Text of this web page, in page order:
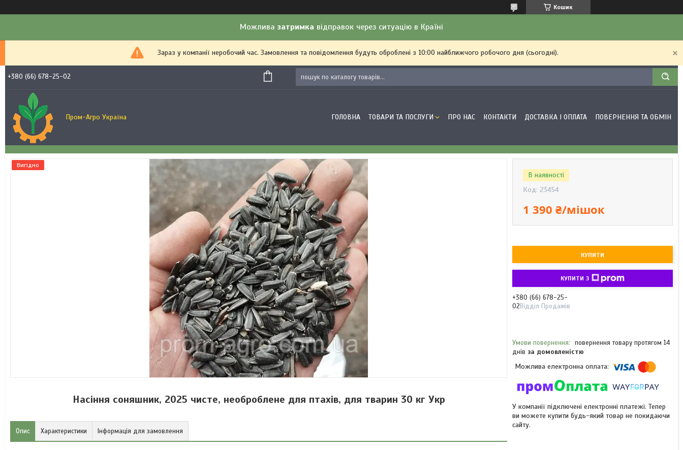
Кошик
Можлива затримка відправок через ситуацію в Країні
Зараз у компанії неробочий час. Замовлення та повідомлення будуть оброблені з 10:00 найближчого робочого дня (сьогодні).
+380 (66) 678-25-02
Пром-Агро Україна ГОЛОВНА ТОВАРИ ТА ПОСЛУГИ ПРО НАС КОНТАКТИ ДОСТАВКА І ОПЛАТА ПОВЕРНЕННЯ ТА ОБМІН
Вигідно
Насіння соняшник, 2025 чисте, необроблене для птахів, для тварин 30 кг Укр
Опис Характеристики Інформація для замовлення
В наявності
Код: 23454
1 390 ₴/мішок
КУПИТИ
КУПИТИ З
+380 (66) 678-25-
02Відділ Продажів
повернення товару протягом 14
днів за домовленістю
У компанії підключені електронні платежі. Тепер
ви можете купити будь-який товар не покидаючи
сайту.